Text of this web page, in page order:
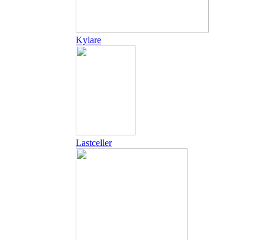
Kylare
Lastceller